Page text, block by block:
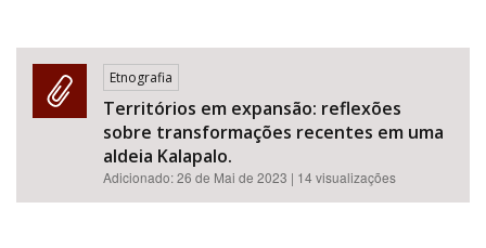
Etnografia
Territórios em expansão: reflexões
sobre transformações recentes em uma
aldeia Kalapalo.
Adicionado:26 de Mai de 2023 | 14 visualizações